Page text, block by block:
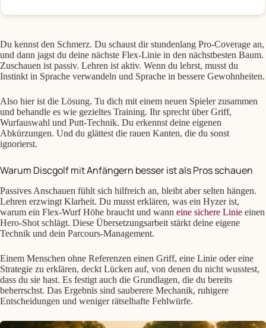
Du kennst den Schmerz. Du schaust dir stundenlang Pro-Coverage an,
und dann jagst du deine nächste Flex-Linie in den nächstbesten Baum.
Zuschauen ist passiv. Lehren ist aktiv. Wenn du lehrst, musst du
Instinkt in Sprache verwandeln und Sprache in bessere Gewohnheiten.
Also hier ist die Lösung. Tu dich mit einem neuen Spieler zusammen
und behandle es wie gezieltes Training. Ihr sprecht über Griff,
Wurfauswahl und Putt-Technik. Du erkennst deine eigenen
Abkürzungen. Und du glättest die rauen Kanten, die du sonst
ignorierst.
Warum Discgolf mit Anfängern besser ist als Pros schauen
Passives Anschauen fühlt sich hilfreich an, bleibt aber selten hängen.
Lehren erzwingt Klarheit. Du musst erklären, was ein Hyzer ist,
warum ein Flex-Wurf Höhe braucht und wann eine sichere Linie einen
Hero-Shot schlägt. Diese Übersetzungsarbeit stärkt deine eigene
Technik und dein Parcours-Management.
Einem Menschen ohne Referenzen einen Griff, eine Linie oder eine
Strategie zu erklären, deckt Lücken auf, von denen du nicht wusstest,
dass du sie hast. Es festigt auch die Grundlagen, die du bereits
beherrschst. Das Ergebnis sind sauberere Mechanik, ruhigere
Entscheidungen und weniger rätselhafte Fehlwürfe.